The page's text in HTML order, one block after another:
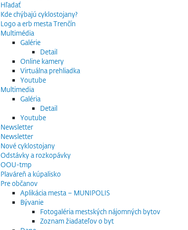
Hľadať
Kde chýbajú cyklostojany?
Logo a erb mesta Trenčín
Multimédia
Galérie
Detail
Online kamery
Virtuálna prehliadka
Youtube
Multimedia
Galéria
Detail
Youtube
Newsletter
Newsletter
Nové cyklostojany
Odstávky a rozkopávky
OOU-tmp
Plaváreň a kúpalisko
Pre občanov
Aplikácia mesta – MUNIPOLIS
Bývanie
Fotogaléria mestských nájomných bytov
Zoznam žiadateľov o byt